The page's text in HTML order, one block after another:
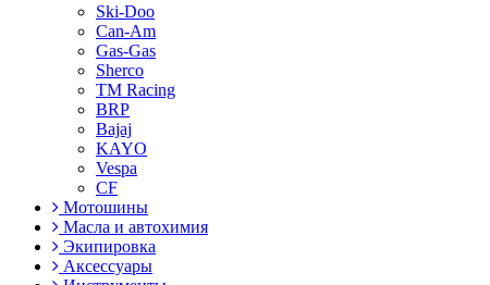
Ski-Doo
Can-Am
Gas-Gas
Sherco
TM Racing
BRP
Bajaj
KAYO
Vespa
CF
Мотошины
Масла и автохимия
Экипировка
Аксессуары